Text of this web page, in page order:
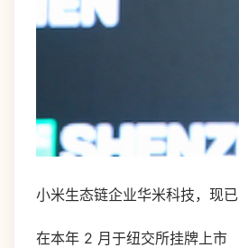
小米生态链企业华米科技，现已
在本年 2 月于纽交所挂牌上市